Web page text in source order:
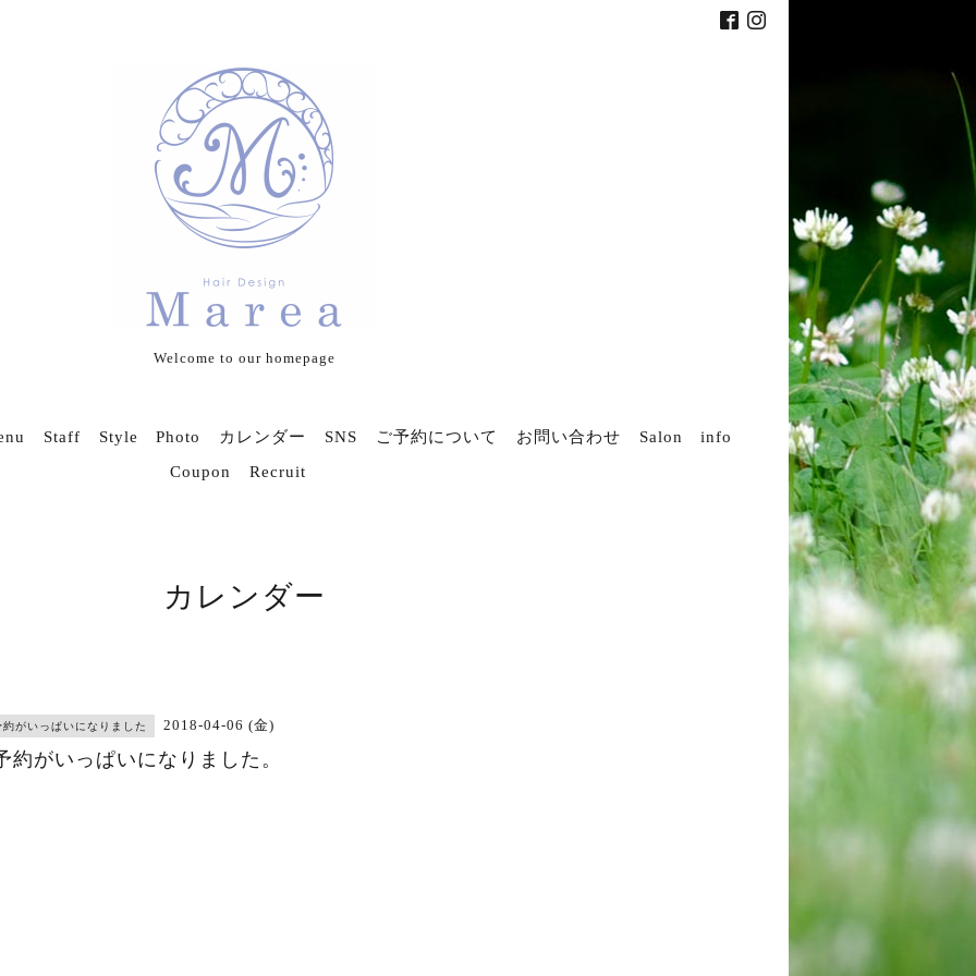
Welcome to our homepage
Staff Style Photo カレンダー SNS ご予約について お問い合わせ
Salon info
Coupon
Recruit
カレンダー
約がいっぱいになりました 2018-04-06 (金)
約がいっぱいになりました。